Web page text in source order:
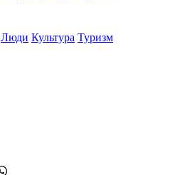
Люди Культура Туризм